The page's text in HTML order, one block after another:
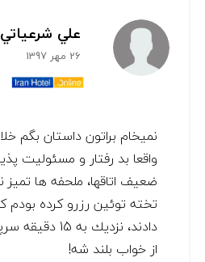
علي شرعياتي
26 مهر 1397
نميخام براتون داستان بگم
واقعا بد رفتار و مسئولیت
ضعيف اتاقها، ملحفه ها تمیز
دادند، نزديك
از خواب بلند شه!